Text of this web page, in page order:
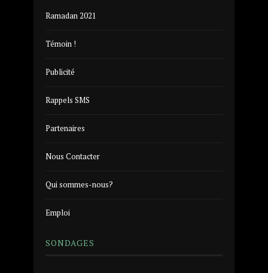
Ramadan 2021
Témoin !
Publicité
Rappels SMS
Partenaires
Nous Contacter
Qui sommes-nous?
Emploi
SONDAGES